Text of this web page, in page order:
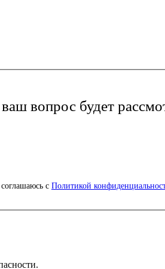
вопрос будет
с Политикой